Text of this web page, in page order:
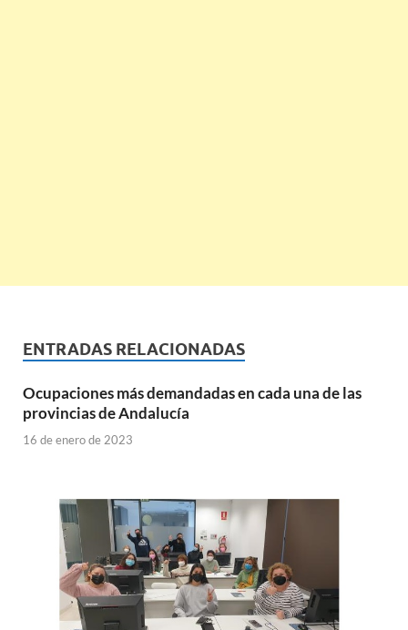
ENTRADAS RELACIONADAS
Ocupaciones más demandadas en cada una de las
provincias de Andalucía
16 de enero de 2023